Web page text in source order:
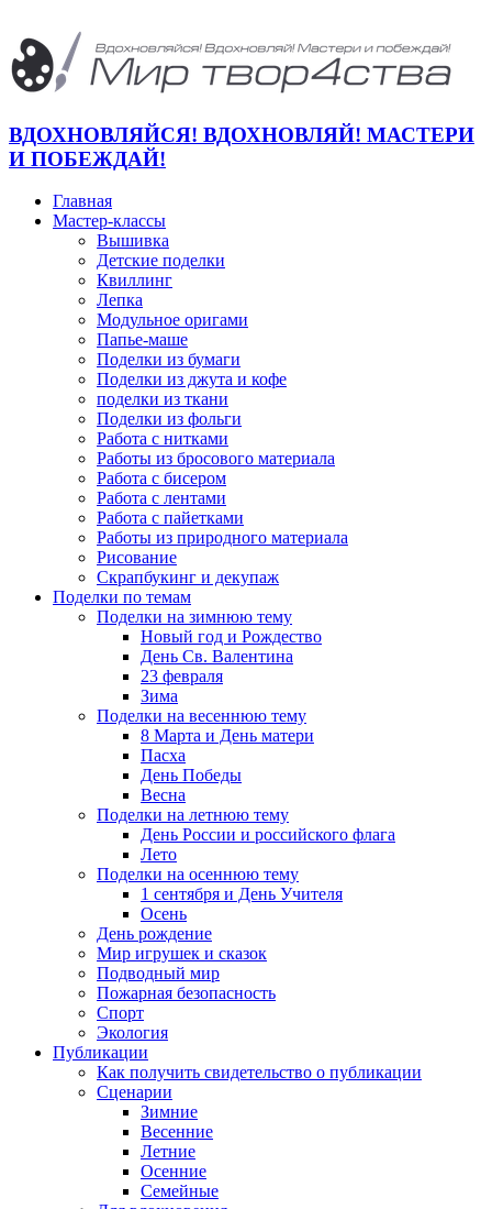
ВДОХНОВЛЯЙСЯ! ВДОХНОВЛЯЙ! МАСТЕРИ
И ПОБЕЖДАЙ!
Главная
Мастер-классы
Вышивка
Детские поделки
Квиллинг
Лепка
Модульное оригами
Папье-маше
Поделки из бумаги
Поделки из джута и кофе
поделки из ткани
Поделки из фольги
Работа с нитками
Работы из бросового материала
Работа с бисером
Работа с лентами
Работа с пайетками
Работы из природного материала
Рисование
Скрапбукинг и декупаж
Поделки по темам
Поделки на зимнюю тему
Новый год и Рождество
День Св. Валентина
23 февраля
Зима
Поделки на весеннюю тему
8 Марта и День матери
Пасха
День Победы
Весна
Поделки на летнюю тему
День России и российского флага
Лето
Поделки на осеннюю тему
1 сентября и День Учителя
Осень
День рождение
Мир игрушек и сказок
Подводный мир
Пожарная безопасность
Спорт
Экология
Публикации
Как получить свидетельство о публикации
Сценарии
Зимние
Весенние
Летние
Осенние
Семейные